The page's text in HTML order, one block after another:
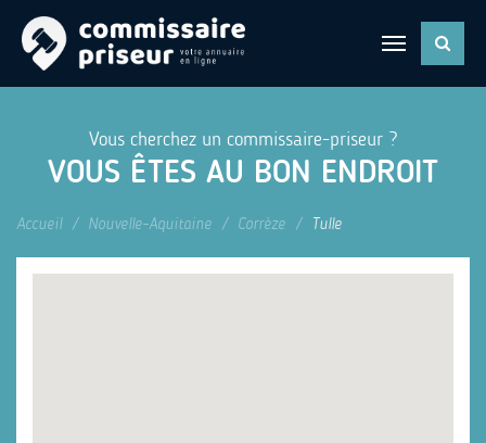
Vous cherchez un commissaire-priseur ?
VOUS ÊTES AU BON ENDROIT
Accueil Nouvelle-Aquitaine Corrèze Tulle